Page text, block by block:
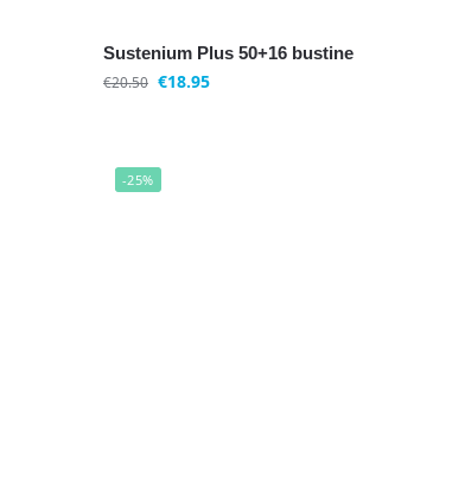
Sustenium Plus 50+16 bustine
€20.50 €18.95
-25%